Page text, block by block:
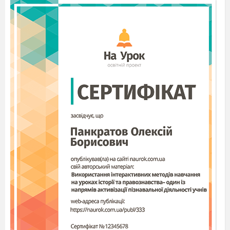
Жде сестрицю білу в гості. (Осінь)
— Сьогодні на уроці ми поговоримо про осінь, її
красу, вивчимо назви осінніх місяців, складемо казку
про осінь.
III. Вивчення нового матеріалу
1. Слухання казки про осінь
КАЗКА ПРО ОСІНЬ
Прийшла осінь. Поспіли дари природи: на деревах
дозріли фрукти, на городах — овочі. Дні стали
короткими й холодними. Листя на деревах
пожовкло й почало опадати.
«Час готуватися до зими», – вирішив маленький
Їжачок. Неподалік росла дика яблуня, на якій було
багато стиглих соковитих яблучок. А біля підніжжя
яблуні після дощу виросли ароматні грибочки.
Назбирав Їжачок фруктів і грибів, наносив у нору.
Подумав: «Я зробив багато запасів, нам з мамою
вистачить на всю зиму».
Побачила Їжачиха синочкові запаси, похвалила